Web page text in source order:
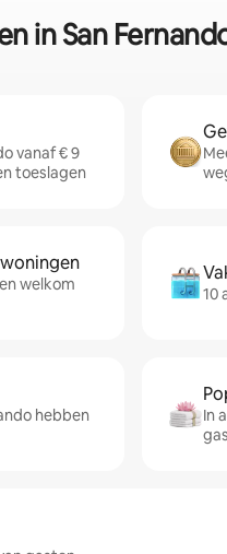
in San
vanaf € 9
toeslagen
welkom
10
hebben
In